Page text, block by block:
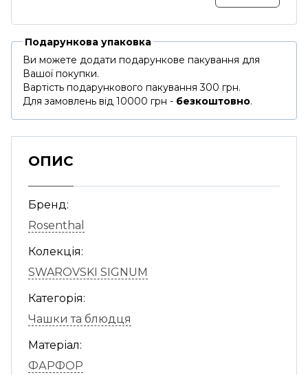
Подарункова упаковка
Ви можете додати подарункове пакування для
Вашої покупки.
Вартість подарункового пакування 300 грн.
Для замовлень від 10000 грн - безкоштовно.
ОПИС
Бренд:
Rosenthal
Колекція:
SWAROVSKI SIGNUM
Категорія:
Чашки та блюдця
Матеріал:
ФАРФОР